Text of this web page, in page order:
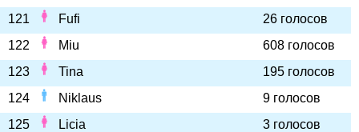
121
Fufi
26 голосов
122
Miu
608 голосов
123
Tina
195 голосов
124
Niklaus
9 голосов
125
Licia
3 голосов